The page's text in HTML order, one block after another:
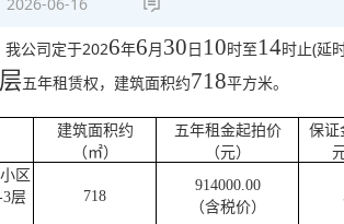
我公司定于2026年6月 30 日 10 时至 14时止(延
层五年租赁权，建筑面积约718平方米。
建筑面积约
（㎡）
五年租金起拍价
（元）
保证
区
3层
718
914000.00
（含税价）